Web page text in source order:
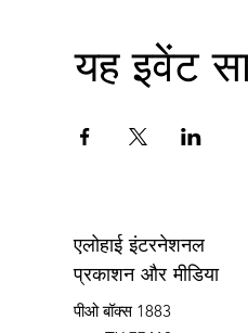
यह इवेंट
एलोहाई इंटरनेशनल
प्रकाशन और मीडिया
पीओ बॉक्स 1883